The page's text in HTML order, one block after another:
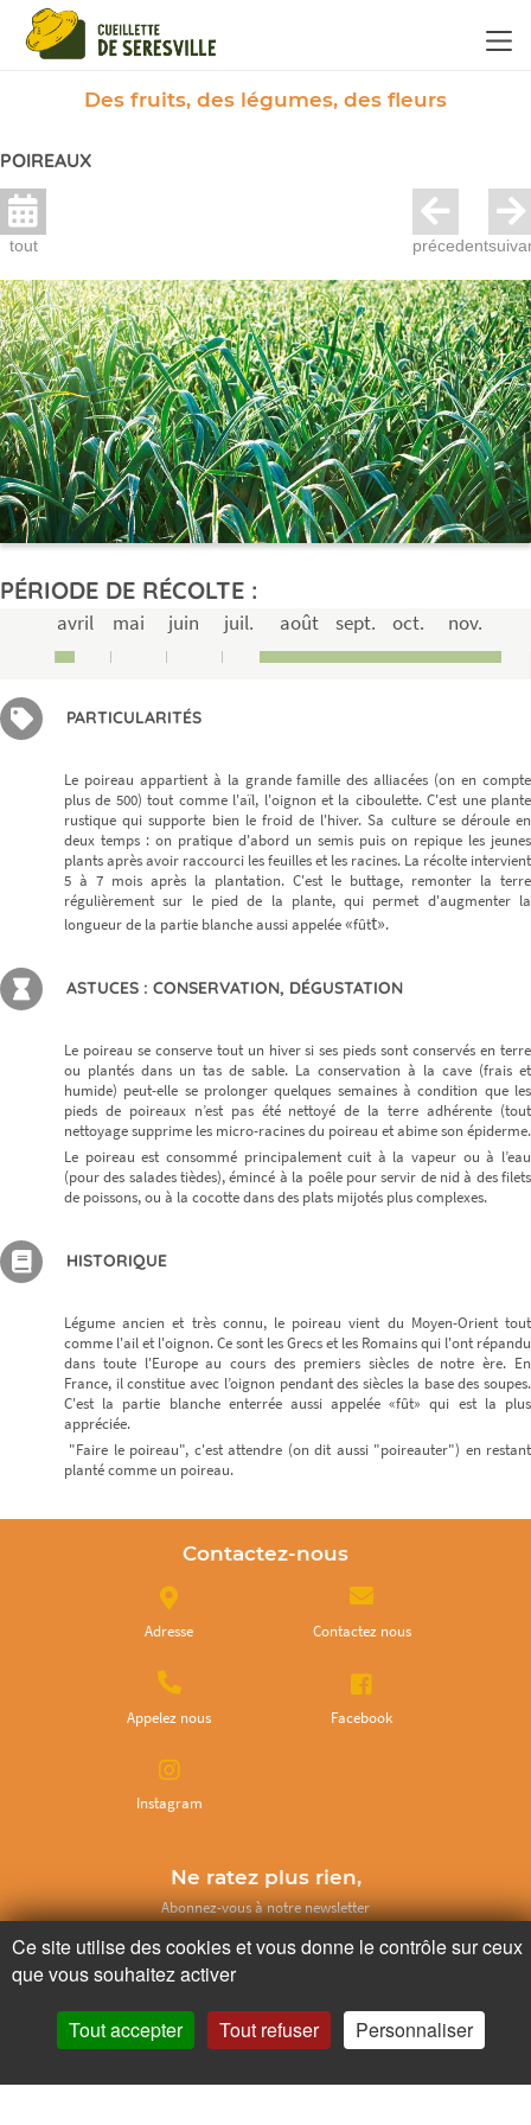
Des fruits, des légumes, des fleurs
POIREAUX
tout précedent
PÉRIODE DE RÉCOLTE :
avril mai juin juil. août sept. oct. nov.
PARTICULARITÉS
Le poireau appartient à la grande famille des alliacées (on en compte
plus de 500) tout comme l'aïl, l'oignon et la ciboulette. C'est une plante
rustique qui supporte bien le froid de l'hiver. Sa culture se déroule en
deux temps : on pratique d'abord un semis puis on repique les jeunes
plants après avoir raccourci les feuilles et les racines. La récolte intervient
5 à 7 mois après la plantation. C'est le buttage, remonter la terre
régulièrement sur le pied de la plante, qui permet d'augmenter la
longueur de la partie blanche aussi appelée«fûtt».
ASTUCES : CONSERVATION, DÉGUSTATION
Le poireau se conserve tout un hiver si ses pieds sont conservés en terre
ou plantés dans un tas de sable. La conservation à la cave (frais et
humide) peut-elle se prolonger quelques semaines à condition que les
pieds de poireaux n’est pas été nettoyé de la terre adhérente (tout
nettoyage supprime les micro-racines du poireau et abime son épiderme.
Le poireau est consommé principalement cuit à la vapeur ou à l’eau
(pour des salades tièdes), émincé à la poêle pour servir de nid à des filets
de poissons, ou à la cocotte dans des plats mijotés plus complexes.
HISTORIQUE
Légume ancien et très connu, le poireau vient du Moyen-Orient tout
comme l'ail et l'oignon. Ce sont les Grecs et les Romains qui l'ont répandu
dans toute l'Europe au cours des premiers siècles de notre ère. En
France, il constitue avec l’oignon pendant des siècles la base des soupes.
C'est la partie blanche enterrée aussi appelée «fût» qui est la plus
appréciée.
"Faire le poireau", c'est attendre (on dit aussi "poireauter") en restant
planté comme un poireau.
Contactez-nous
Adresse Contactez nous
Appelez nous Facebook
Instagram
Ne ratez plus rien,
Abonnez-vous à notre newsletter
Je m’inscris
Panneau de gestion des cookies
Ce site utilise des cookies et vous donne le contrôle sur ceux
que vous souhaitez activer
Tout accepter Tout refuser Personnaliser